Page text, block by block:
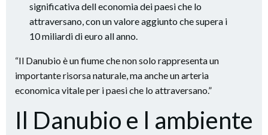
significativa dell economia dei paesi che lo
attraversano, con un valore aggiunto che supera i
10 miliardi di euro all anno.
“Il Danubio è un fiume che non solo rappresenta un
importante risorsa naturale, ma anche un arteria
economica vitale per i paesi che lo attraversano.”
Il Danubio e l ambiente